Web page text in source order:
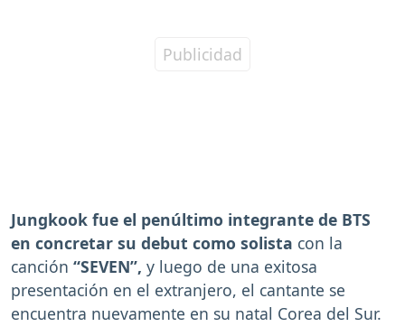
Jungkook fue el penúltimo integrante de BTS
en concretar su debut como solista con la
canción “SEVEN”, y luego de una exitosa
presentación en el extranjero, el cantante se
encuentra nuevamente en su natal Corea del Sur.